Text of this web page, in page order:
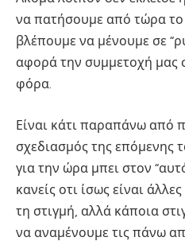
να πατήσουμε από τώρα το
βλέπουμε να μένουμε σε
αφορά την συμμετοχή μας
φόρα.
Είναι κάτι παραπάνω από
σχεδιασμός της επόμενης
για την ώρα μπει στον
κανείς οτι ίσως είναι
τη στιγμή, αλλά κάποια
να αναμένουμε τις πάνω